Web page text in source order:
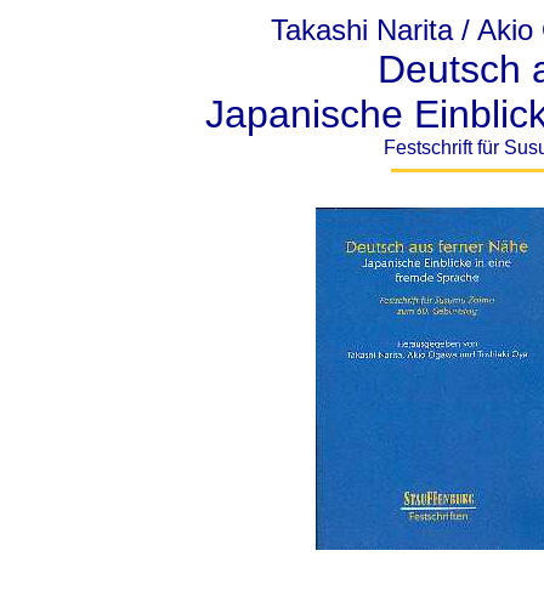
Takashi Narita /
Deutsch
Japanische
Festschrift für